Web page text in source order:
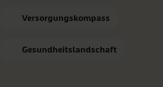
Versorgungskompass
Gesundheitslandschaft